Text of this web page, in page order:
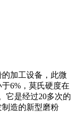
加工设备，此微
6%，莫氏硬度在
它是经过20多次的
造的新型磨粉